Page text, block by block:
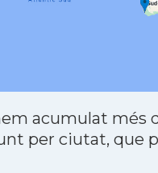
acumulat
per ciutat, que